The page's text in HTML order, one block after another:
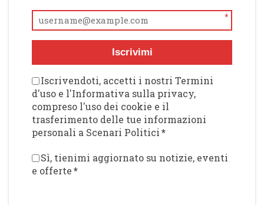
*
Iscrivimi
Iscrivendoti, accetti i nostri Termini
d'uso e l'Informativa sulla privacy,
compreso l'uso dei cookie e il
trasferimento delle tue informazioni
personali a Scenari Politici*
Sì, tienimi aggiornato su notizie, eventi
e offerte*